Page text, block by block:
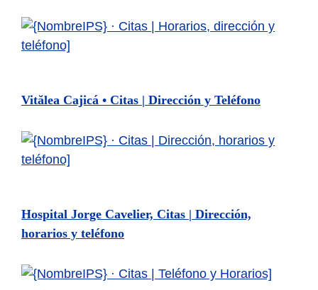
Vitălea Cajicá • Citas | Dirección y Teléfono
Hospital Jorge Cavelier, Citas | Dirección,
horarios y teléfono